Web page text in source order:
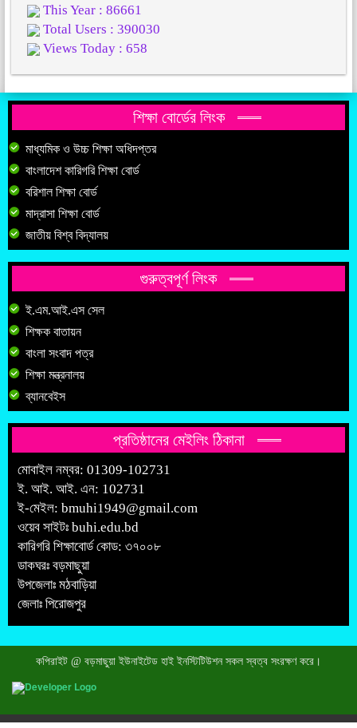
This Year : 86661
Total Users : 390030
Views Today : 658
শিক্ষা বোর্ডের লিংক
মাধ্যমিক ও উচ্চ শিক্ষা অধিদপ্তর
বাংলাদেশ কারিগরি শিক্ষা বোর্ড
বরিশাল শিক্ষা বোর্ড
মাদ্রাসা শিক্ষা বোর্ড
জাতীয় বিশ্ব বিদ্যালয়
গুরুত্বপূর্ণ লিংক
ই.এম.আই.এস সেল
শিক্ষক বাতায়ন
বাংলা সংবাদ পত্র
শিক্ষা মন্ত্রনালয়
ব্যানবেইস
প্রতিষ্ঠানের মেইলিং ঠিকানা
মোবাইল নম্বর: 01309-102731
ই. আই. আই. এন: 102731
ই-মেইল: bmuhi1949@gmail.com
ওয়েব সাইটঃ buhi.edu.bd
কারিগরি শিক্ষাবোর্ড কোড: ৩৭০০৮
ডাকঘরঃ বড়মাছুয়া
উপজেলাঃ মঠবাড়িয়া
জেলাঃ পিরোজপুর
কপিরাইট @ বড়মাছুয়া ইউনাইটেড হাই ইনস্টিটিউশন সকল স্বত্ব সংরক্ষণ করে।